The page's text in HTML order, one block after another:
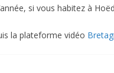
si vous habitez à
la plateforme vidéo